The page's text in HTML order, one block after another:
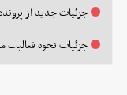
جزئیات جدید از
جزئیات نحوه